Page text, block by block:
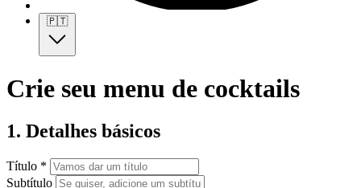
🇵🇹
Crie seu menu de cocktails
1. Detalhes básicos
Título *
Subtítulo